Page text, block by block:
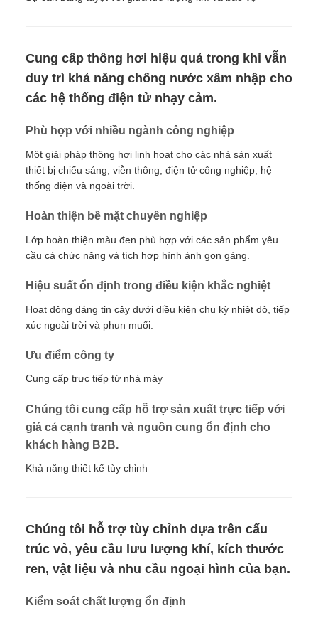
Cung cấp thông hơi hiệu quả trong khi vẫn
duy trì khả năng chống nước xâm nhập cho
các hệ thống điện tử nhạy cảm.
Phù hợp với nhiều ngành công nghiệp
Một giải pháp thông hơi linh hoạt cho các nhà sản xuất
thiết bị chiếu sáng, viễn thông, điện tử công nghiệp, hệ
thống điện và ngoài trời.
Hoàn thiện bề mặt chuyên nghiệp
Lớp hoàn thiện màu đen phù hợp với các sản phẩm yêu
cầu cả chức năng và tích hợp hình ảnh gọn gàng.
Hiệu suất ổn định trong điều kiện khắc nghiệt
Hoạt động đáng tin cậy dưới điều kiện chu kỳ nhiệt độ, tiếp
xúc ngoài trời và phun muối.
Ưu điểm công ty
Cung cấp trực tiếp từ nhà máy
Chúng tôi cung cấp hỗ trợ sản xuất trực tiếp với
giá cả cạnh tranh và nguồn cung ổn định cho
khách hàng B2B.
Khả năng thiết kế tùy chỉnh
Chúng tôi hỗ trợ tùy chỉnh dựa trên cấu
trúc vỏ, yêu cầu lưu lượng khí, kích thước
ren, vật liệu và nhu cầu ngoại hình của bạn.
Kiểm soát chất lượng ổn định